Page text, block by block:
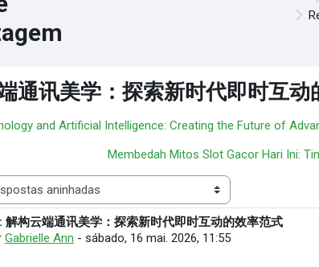
通讯美学：探索新时代即时互动
and Artificial Intelligence: Creating the Future of
Membedah Mitos Slot Gacor Hari Ini:
解构云端通讯美学：探索新时代即时互动的效率范式
Gabrielle Ann -sábado, 16 mai. 2026, 11:55
de respostas: 1